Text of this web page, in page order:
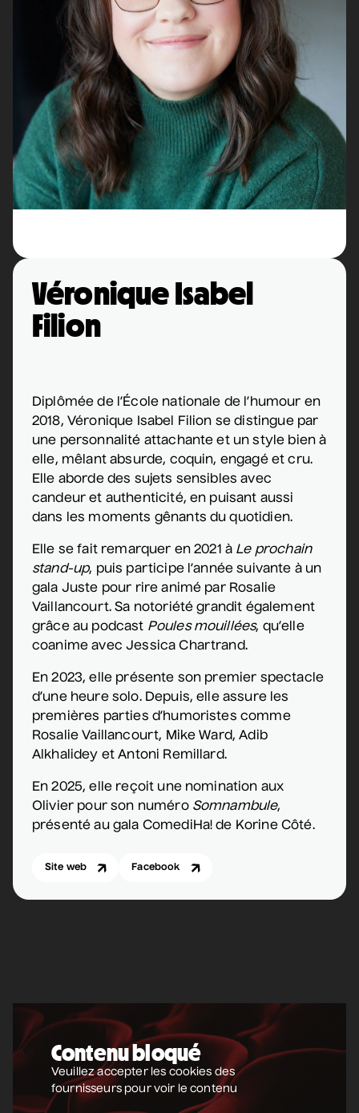
Véronique Isabel
Filion
Diplômée de l’École nationale de l’humour en
2018, Véronique Isabel Filion se distingue par
une personnalité attachante et un style bien à
elle, mêlant absurde, coquin, engagé et cru.
Elle aborde des sujets sensibles avec
candeur et authenticité, en puisant aussi
dans les moments gênants du quotidien.
Elle se fait remarquer en 2021 à Le prochain
stand-up, puis participe l’année suivante à un
gala Juste pour rire animé par Rosalie
Vaillancourt. Sa notoriété grandit également
grâce au podcast Poules mouillées, qu’elle
coanime avec Jessica Chartrand.
En 2023, elle présente son premier spectacle
d’une heure solo. Depuis, elle assure les
premières parties d’humoristes comme
Rosalie Vaillancourt, Mike Ward, Adib
Alkhalidey et Antoni Remillard.
En 2025, elle reçoit une nomination aux
Olivier pour son numéro Somnambule,
présenté au gala ComediHa! de Korine Côté.
Site web Facebook
Contenu bloqué
Veuillez accepter les cookies des
fournisseurs pour voir le contenu